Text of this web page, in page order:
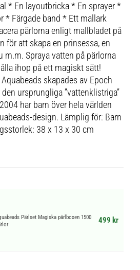
* En layoutbricka * En sprayer *
* Färgade band * Ett mallark
pärlorna enligt mallbladet på
för att skapa en prinsessa, en
m.m. Spraya vatten på pärlorna
ihop på ett magiskt sätt!
skapades av Epoch
ursprungliga ”vattenklistriga”
har barn över hela världen
design. Lämplig för: Barn
38 x 13 x 30 cm
Pärlset Magiska pärlboxen 1500
499 kr